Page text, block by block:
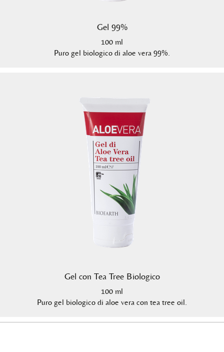
Gel 99%
100 ml
Puro gel biologico di aloe vera 99%.
Gel con Tea Tree Biologico
100 ml
Puro gel biologico di aloe vera con tea tree oil.